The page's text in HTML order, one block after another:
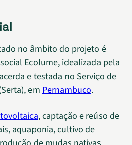
no âmbito do projeto é
Ecolume, idealizada pela
e testada no Serviço de
em Pernambuco.
, captação e reúso de
aquaponia, cultivo de